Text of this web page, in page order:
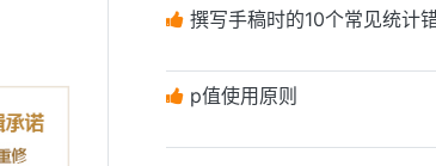
撰写手稿时的10个常见统计
p值使用原则